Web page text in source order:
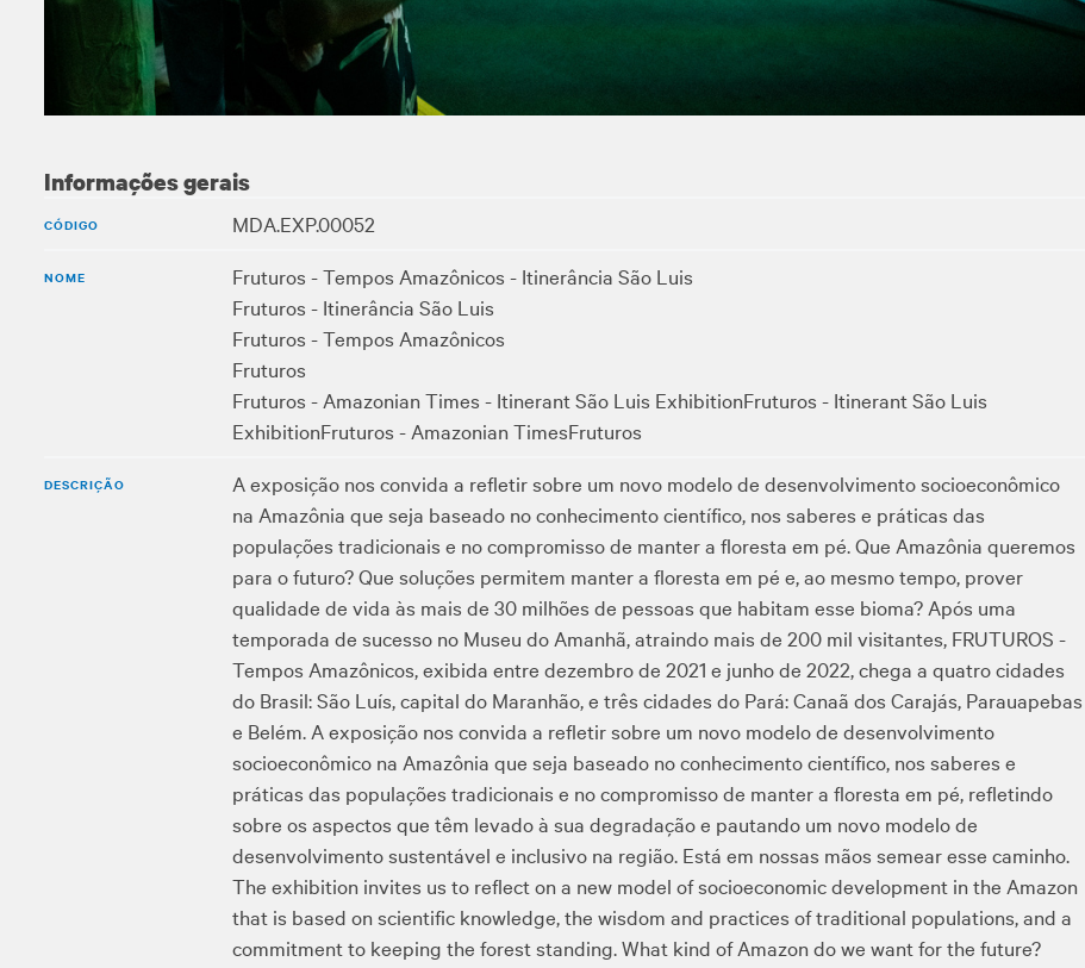
Informações gerais
CÓDIGO MDA.EXP.00052
NOME
Fruturos - Tempos Amazônicos - Itinerância São Luis
Fruturos - Itinerância São Luis
Fruturos - Tempos Amazônicos
Fruturos
Fruturos - Amazonian Times - Itinerant São Luis ExhibitionFruturos - Itinerant São Luis
ExhibitionFruturos - Amazonian TimesFruturos
DESCRIÇÃO
A exposição nos convida a refletir sobre um novo modelo de desenvolvimento socioeconômico
na Amazônia que seja baseado no conhecimento científico, nos saberes e práticas das
populações tradicionais e no compromisso de manter a floresta em pé. Que Amazônia queremos
para o futuro? Que soluções permitem manter a floresta em pé e, ao mesmo tempo, prover
qualidade de vida às mais de 30 milhões de pessoas que habitam esse bioma? Após uma
temporada de sucesso no Museu do Amanhã, atraindo mais de 200 mil visitantes, FRUTUROS -
Tempos Amazônicos, exibida entre dezembro de 2021 e junho de 2022, chega a quatro cidades
do Brasil: São Luís, capital do Maranhão, e três cidades do Pará: Canaã dos Carajás, Parauapebas
e Belém. A exposição nos convida a refletir sobre um novo modelo de desenvolvimento
socioeconômico na Amazônia que seja baseado no conhecimento científico, nos saberes e
práticas das populações tradicionais e no compromisso de manter a floresta em pé, refletindo
sobre ​os aspectos que têm levado à sua degradação e pautando um novo modelo de
desenvolvimento sustentável e inclusivo na região. Está em nossas mãos semear esse caminho.
The exhibition invites us to reflect on a new model of socioeconomic development in the Amazon
that is based on scientific knowledge, the wisdom and practices of traditional populations, and a
commitment to keeping the forest standing. What kind of Amazon do we want for the future?